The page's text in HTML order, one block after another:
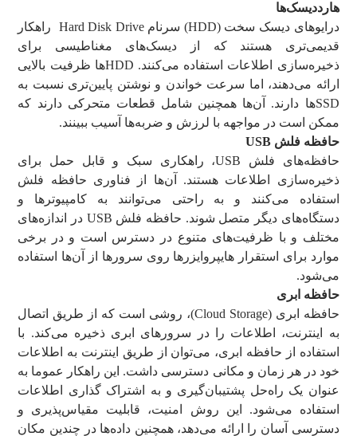
هارددیسک‌ها
درایوهای دیسک سخت (HDD) سرنام Hard Disk Drive راهکار
قدیمی‌تری هستند که از دیسک‌های مغناطیسی برای
ذخیره‌سازی اطلاعات استفاده می‌کنند. HDDها ظرفیت بالایی
ارائه می‌دهند، اما سرعت خواندن و نوشتن پایین‌تری نسبت به
SSDها دارند. آن‌ها همچنین شامل قطعات متحرکی دارند که
ممکن است در مواجهه با لرزش و ضربه‌ها آسیب ببینند.
حافظه فلشUSB
حافظه‌های فلش USB، راهکاری سبک و قابل حمل برای
ذخیره‌سازی اطلاعات هستند. آن‌ها از فناوری حافظه فلش
استفاده می‌کنند و به راحتی می‌توانند به کامپیوترها و
دستگاه‌های دیگر متصل شوند. حافظه فلش USB در اندازه‌های
مختلف و با ظرفیت‌های متنوع در دسترس است و در برخی
موارد برای استقرار هایپروایزرها روی سرورها از آن‌ها استفاده
می‌شود.
حافظه ابری
حافظه ابری (Cloud Storage)، روشی است که از طریق اتصال
به اینترنت، اطلاعات را در سرورهای ابری ذخیره می‌کند. با
استفاده از حافظه ابری، می‌توان از طریق اینترنت به اطلاعات
خود در هر زمان و مکانی دسترسی داشت. این راهکار عموما به
عنوان یک راه‌حل پشتیبان‌گیری و به اشتراک گذاری اطلاعات
استفاده می‌شود. این روش امنیت، قابلیت مقیاس‌پذیری و
دسترسی آسان را ارائه می‌دهد، همچنین داده‌ها در چندین مکان